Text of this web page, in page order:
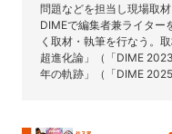
問題などを担当し現場取
DIMEで編集者兼ライター
く取材・執筆を行なう。
超進化論」（「DIME
年の軌跡」（「DIME